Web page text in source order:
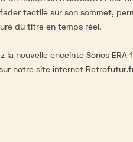
tactile sur son sommet,
du titre en temps réel.
la nouvelle enceinte Sonos ERA
notre site internet